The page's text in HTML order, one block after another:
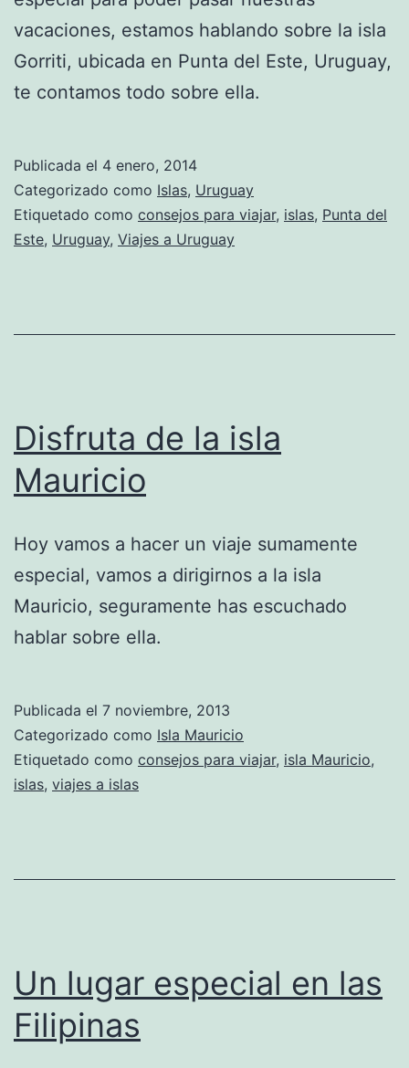
vacaciones, estamos hablando sobre la isla
Gorriti, ubicada en Punta del Este, Uruguay,
te contamos todo sobre ella.
Publicada el 4 enero, 2014
Categorizado como Islas, Uruguay
Etiquetado como consejos para viajar, islas, Punta del
Este, Uruguay, Viajes a Uruguay
Disfruta de la isla
Mauricio
Hoy vamos a hacer un viaje sumamente
especial, vamos a dirigirnos a la isla
Mauricio, seguramente has escuchado
hablar sobre ella.
Publicada el 7 noviembre, 2013
Categorizado como Isla Mauricio
Etiquetado como consejos para viajar, isla Mauricio,
islas, viajes a islas
Un lugar especial en las
Filipinas